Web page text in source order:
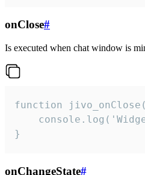
onClose#
Is executed when chat window is
function
}
onChangeState#